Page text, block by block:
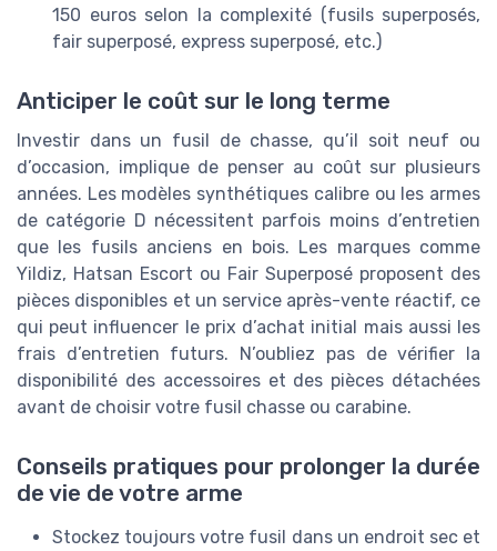
150 euros selon la complexité (fusils superposés,
fair superposé, express superposé, etc.)
Anticiper le coût sur le long terme
Investir dans un fusil de chasse, qu’il soit neuf ou
d’occasion, implique de penser au coût sur plusieurs
années. Les modèles synthétiques calibre ou les armes
de catégorie D nécessitent parfois moins d’entretien
que les fusils anciens en bois. Les marques comme
Yildiz, Hatsan Escort ou Fair Superposé proposent des
pièces disponibles et un service après-vente réactif, ce
qui peut influencer le prix d’achat initial mais aussi les
frais d’entretien futurs. N’oubliez pas de vérifier la
disponibilité des accessoires et des pièces détachées
avant de choisir votre fusil chasse ou carabine.
Conseils pratiques pour prolonger la durée
de vie de votre arme
Stockez toujours votre fusil dans un endroit sec et